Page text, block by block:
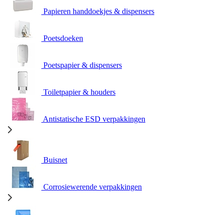
Papieren handdoekjes & dispensers
Poetsdoeken
Poetspapier & dispensers
Toiletpapier & houders
Antistatische ESD verpakkingen
Buisnet
Corrosiewerende verpakkingen